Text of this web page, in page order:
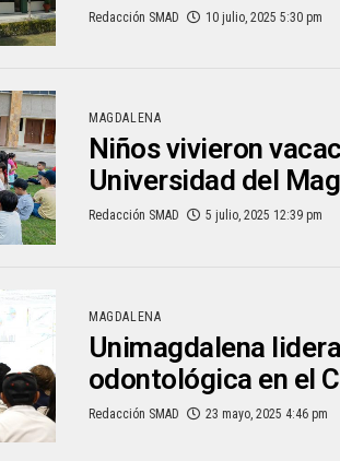
Redacción SMAD 10 julio, 2025 5:30 pm
MAGDALENA
Niños vivieron
Universidad del
Redacción SMAD 5 julio, 2025 12:39 pm
MAGDALENA
Unimagdalena
odontológica en el
Redacción SMAD 23 mayo, 2025 4:46 pm